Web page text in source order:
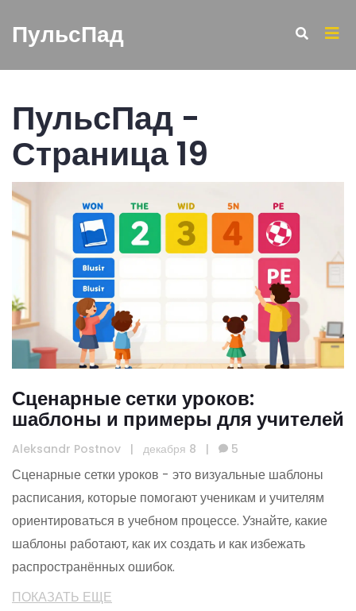
ПульсПад
ПульсПад -
Страница 19
Сценарные сетки уроков:
шаблоны и примеры для учителей
Aleksandr Postnov | декабря 8 | 5
Сценарные сетки уроков - это визуальные шаблоны
расписания, которые помогают ученикам и учителям
ориентироваться в учебном процессе. Узнайте, какие
шаблоны работают, как их создать и как избежать
распространённых ошибок.
ПОКАЗАТЬ ЕЩЕ